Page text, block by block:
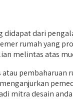
dari
rumah yang
melintas atas
pembaharuan
mitra desain anda.